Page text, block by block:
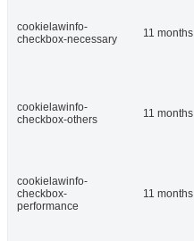
cookielawinfo-
checkbox-necessary
11 months
cookielawinfo-
checkbox-others
11 months
cookielawinfo-
checkbox-
performance
11 months